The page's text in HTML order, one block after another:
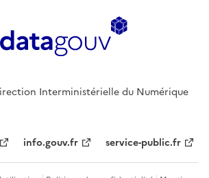
Interministérielle du Numérique
info.gouv.fr service-public.fr